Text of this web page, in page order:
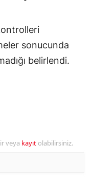
sonucunda
belirlendi.
veya kayıt olabilirsiniz.